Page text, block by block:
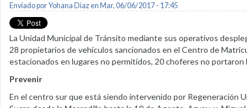
Enviado porYohana Diazen Mar, 06/06/2017 - 17:45
La Unidad Municipal de Tránsito mediante sus operativos
28 propietarios de vehículos sancionados en el Centro de
estacionados en lugares no permitidos, 20 choferes no
Prevenir
En el centro sur que está siendo intervenido por Regeneración